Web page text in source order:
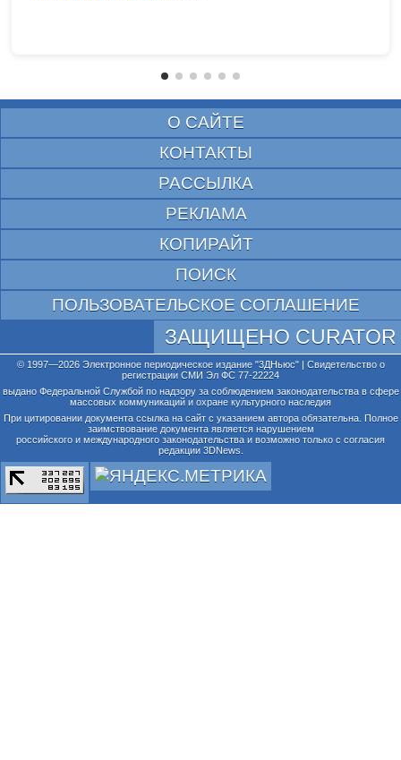
О САЙТЕ
КОНТАКТЫ
РАССЫЛКА
РЕКЛАМА
КОПИРАЙТ
ПОИСК
ПОЛЬЗОВАТЕЛЬСКОЕ СОГЛАШЕНИЕ
ЗАЩИЩЕНО CURATOR
© 1997—2026 Электронное периодическое издание "3ДНьюс" | Свидетельство о
регистрации СМИ Эл ФС 77-22224
выдано Федеральной Службой по надзору за соблюдением законодательства в сфере
массовых коммуникаций и охране культурного наследия
При цитировании документа ссылка на сайт с указанием автора обязательна. Полное
заимствование документа является нарушением
российского и международного законодательства и возможно только с согласия
редакции 3DNews.